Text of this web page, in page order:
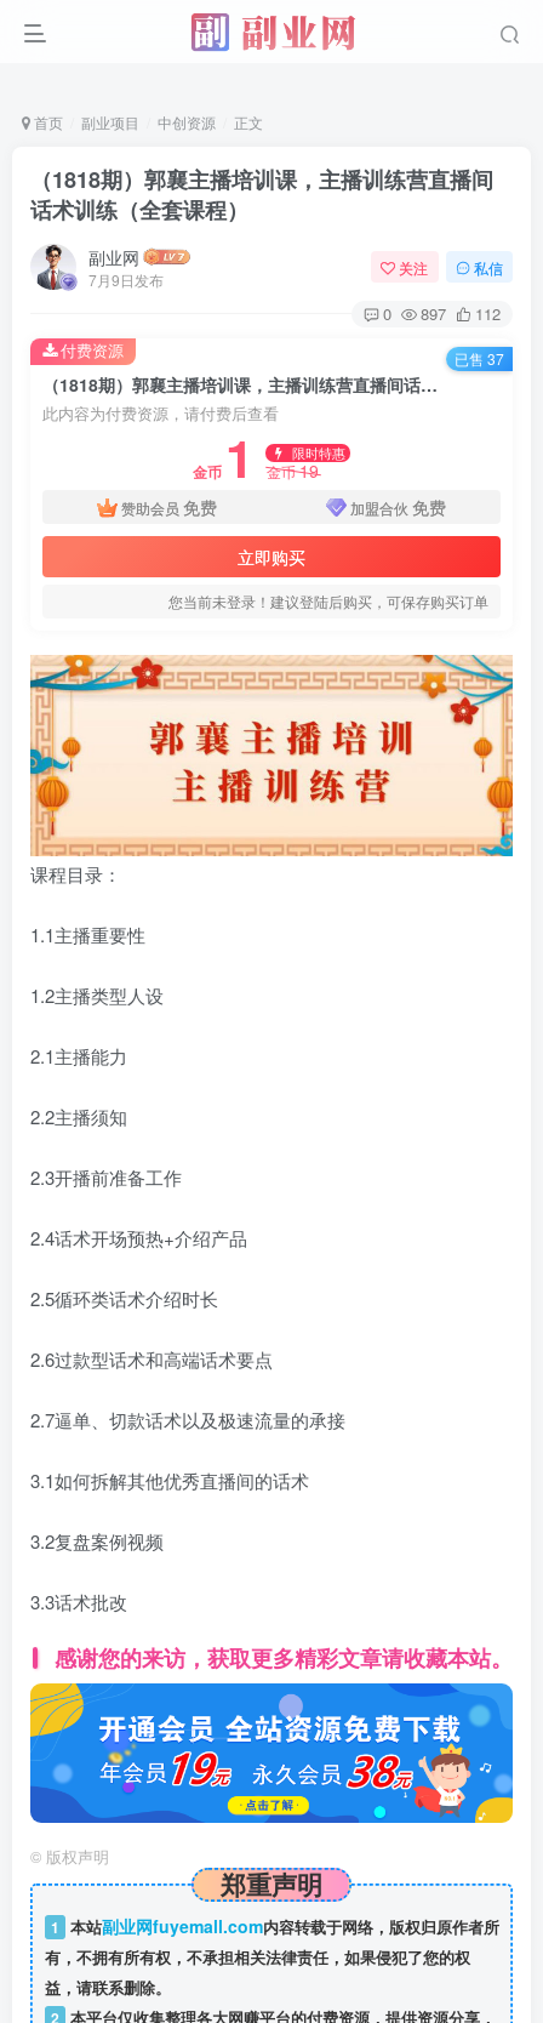
首页 副业项目 中创资源 正文
（1818期）郭襄主播培训课，主播训练营直播间
话术训练（全套课程）
副业网
7月9日发布
关注 私信
0 897 112
（1818期）郭襄主播培训课，主播训练营直播间话术训练（全套课程）
此内容为付费资源，请付费后查看
金币 1 限时特惠
金币19
赞助会员 免费 加盟合伙 免费
立即购买
您当前未登录！建议登陆后购买，可保存购买订单
付费资源 已售 37
课程目录：
1.1主播重要性
1.2主播类型人设
2.1主播能力
2.2主播须知
2.3开播前准备工作
2.4话术开场预热+介绍产品
2.5循环类话术介绍时长
2.6过款型话术和高端话术要点
2.7逼单、切款话术以及极速流量的承接
3.1如何拆解其他优秀直播间的话术
3.2复盘案例视频
3.3话术批改
感谢您的来访，获取更多精彩文章请收藏本站。
© 版权声明
郑重声明
1 本站副业网fuyemall.com内容转载于网络，版权归原作者所
有，不拥有所有权，不承担相关法律责任，如果侵犯了您的权
益，请联系删除。
2 本平台仅收集整理各大网赚平台的付费资源，提供资源分享，